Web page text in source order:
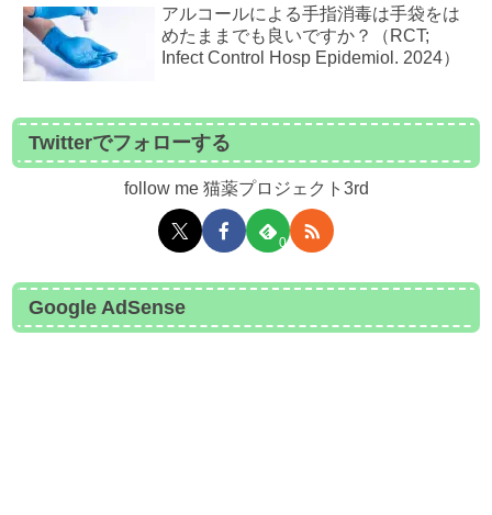
アルコールによる手指消毒は手袋をは
めたままでも良いですか？（RCT;
Infect Control Hosp Epidemiol. 2024）
Twitterでフォローする
follow me 猫薬プロジェクト3rd
0
Google AdSense